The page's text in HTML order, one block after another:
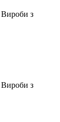
Вироби з
Вироби з